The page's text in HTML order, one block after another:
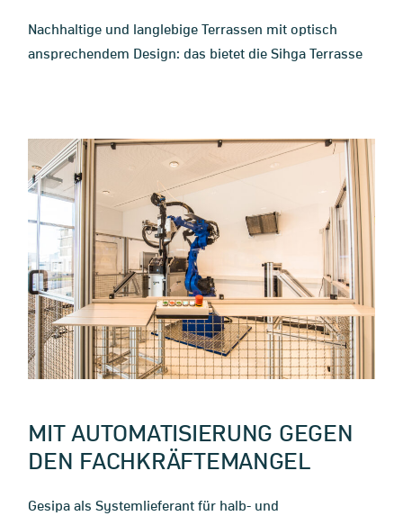
Nachhaltige und langlebige Terrassen mit optisch
ansprechendem Design: das bietet die Sihga Terrasse
MIT AUTOMATISIERUNG GEGEN
DEN FACHKRÄFTEMANGEL
Gesipa als Systemlieferant für halb- und